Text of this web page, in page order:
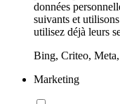
données
suivants et
utilisez déjà leurs
Bing, Criteo,
Marketing